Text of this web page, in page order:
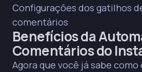
Configurações dos gatilhos
comentários
Benefícios da
Comentários do
Agora que você já sabe como